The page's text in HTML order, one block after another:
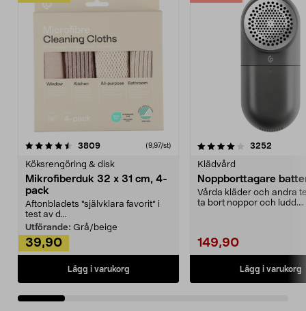
3809recensioner (9,97/st)
Köksrengöring & disk
Mikrofiberduk 32 x 31 cm, 4-
pack
Aftonbladets "självklara favorit” i
test av d...
Utförande: Grå/beige
39,90
Lägg i varukorg
4.0av 5 stjärnor 3252
Klädvård
Noppborttagare
Vårda kläder och andra
ta bort noppor och ludd.
149,90
Lägg i varukorg
4.5av 5 stjärnor